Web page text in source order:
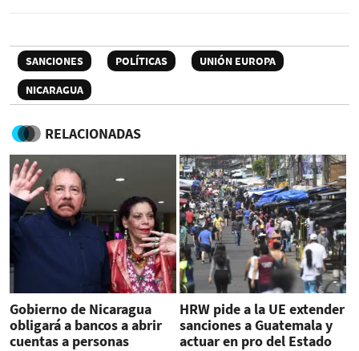
SANCIONES POLÍTICAS
UNIÓN EUROPA
NICARAGUA
RELACIONADAS
Gobierno de Nicaragua
obligará a bancos a abrir
cuentas a personas
HRW pide a la UE extender
sanciones a Guatemala y
actuar en pro del Estado